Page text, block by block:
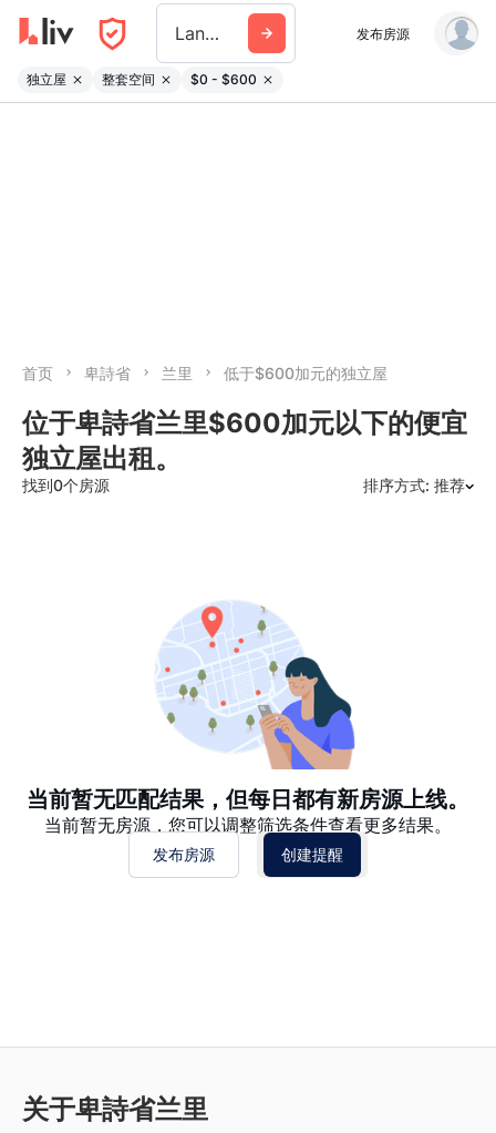
Langley 发布房源
独立屋 整套空间 $0 - $600
首页 卑詩省 兰里 低于$600加元的独立屋
位于卑詩省兰里$600加元以下的便宜
独立屋出租。
找到0个房源 排序方式: 推荐
当前暂无匹配结果，但每日都有新房源上线。
当前暂无房源，您可以调整筛选条件查看更多结果。
发布房源 创建提醒
关于卑詩省兰里